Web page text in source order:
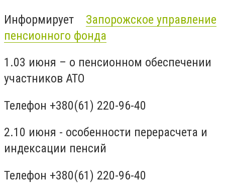
Информирует Запорожское управление
пенсионного фонда
1.03 июня – о пенсионном обеспечении
участников АТО
Телефон +380(61) 220-96-40
2.10 июня - особенности перерасчета и
индексации пенсий
Телефон +380(61) 220-96-40